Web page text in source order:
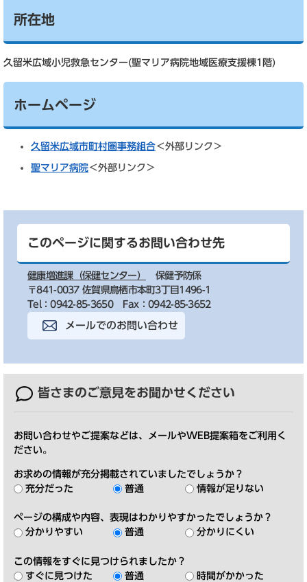
所在地
久留米広域小児救急センター(聖マリア病院地域医療支援棟1階)
ホームページ
久留米広域市町村圏事務組合＜外部リンク＞
聖マリア病院＜外部リンク＞
このページに関するお問い合わせ先
健康増進課（保健センター）
保健予防係
〒841-0037 佐賀県鳥栖市本町3丁目1496-1
Tel：0942-85-3650
Fax：0942-85-3652
メールでのお問い合わせ
皆さまのご意見をお聞かせください
お問い合わせやご提案などは、メールやWEB提案箱をご利用く
ださい。
お求めの情報が充分掲載されていましたでしょうか？
充分だった
普通 情報が足りない
ページの構成や内容、表現はわかりやすかったでしょうか？
分かりやすい
普通 分かりにくい
この情報をすぐに見つけられましたか？
すぐに見つけた
普通 時間がかかった